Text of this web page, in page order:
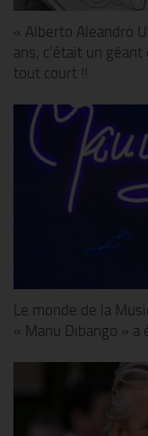
« Alberto Aleandro
ans, c’était un
tout court !!
Le monde de la
« Manu Dibango » a